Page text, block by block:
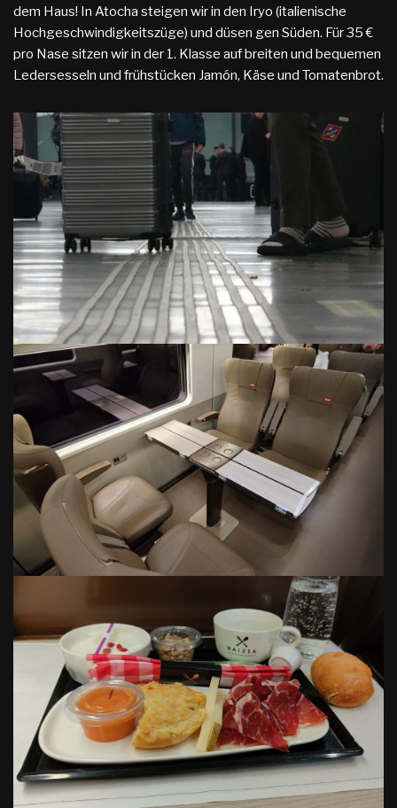
dem Haus! In Atocha steigen wir in den Iryo (italienische
Hochgeschwindigkeitszüge) und düsen gen Süden. Für 35 €
pro Nase sitzen wir in der 1. Klasse auf breiten und bequemen
Ledersesseln und frühstücken Jamón, Käse und Tomatenbrot.